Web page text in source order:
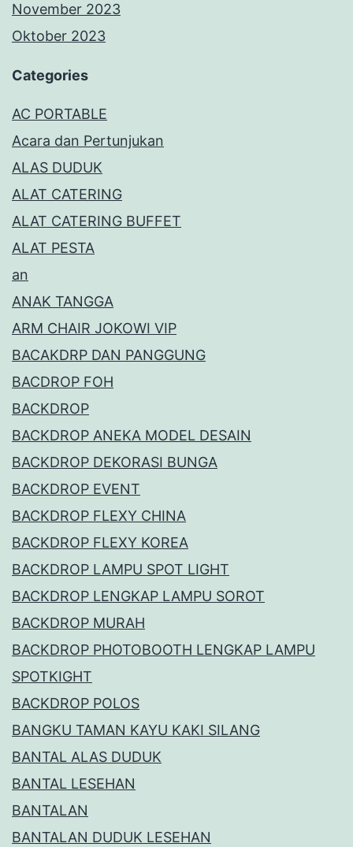
November 2023
Oktober 2023
Categories
AC PORTABLE
Acara dan Pertunjukan
ALAS DUDUK
ALAT CATERING
ALAT CATERING BUFFET
ALAT PESTA
an
ANAK TANGGA
ARM CHAIR JOKOWI VIP
BACAKDRP DAN PANGGUNG
BACDROP FOH
BACKDROP
BACKDROP ANEKA MODEL DESAIN
BACKDROP DEKORASI BUNGA
BACKDROP EVENT
BACKDROP FLEXY CHINA
BACKDROP FLEXY KOREA
BACKDROP LAMPU SPOT LIGHT
BACKDROP LENGKAP LAMPU SOROT
BACKDROP MURAH
BACKDROP PHOTOBOOTH LENGKAP LAMPU
SPOTKIGHT
BACKDROP POLOS
BANGKU TAMAN KAYU KAKI SILANG
BANTAL ALAS DUDUK
BANTAL LESEHAN
BANTALAN
BANTALAN DUDUK LESEHAN